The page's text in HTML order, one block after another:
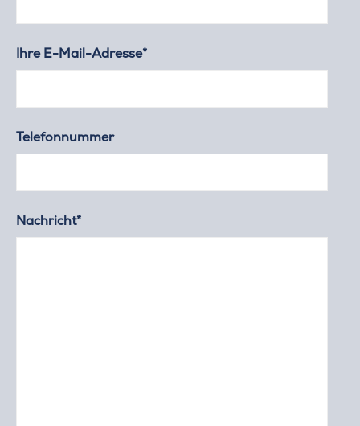
Ihre E-Mail-Adresse*
Telefonnummer
Nachricht*